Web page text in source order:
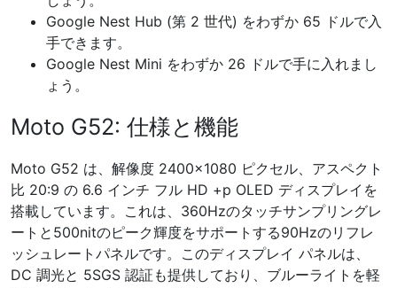
Google Nest Hub (第 2 世代) をわずか 65 ドルで入
手できます。
Google Nest Mini をわずか 26 ドルで手に入れまし
ょう。
Moto G52: 仕様と機能
Moto G52 は、解像度 2400×1080 ピクセル、アスペクト
比 20:9 の 6.6 インチ フル HD +p OLED ディスプレイを
搭載しています。これは、360Hzのタッチサンプリングレ
ートと500nitのピーク輝度をサポートする90Hzのリフレ
ッシュレートパネルです。このディスプレイ パネルは、
DC 調光と 5SGS 認証も提供しており、ブルーライトを軽